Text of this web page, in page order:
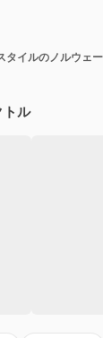
イルのノルウェー
トル